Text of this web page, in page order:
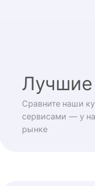
Сравните наши
сервисами — у
рынке